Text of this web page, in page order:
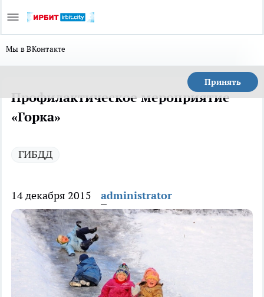
Мы в ВКонтакте
Принять
Профилактическое мероприятие
«Горка»
ГИБДД
14 декабря 2015 administrator